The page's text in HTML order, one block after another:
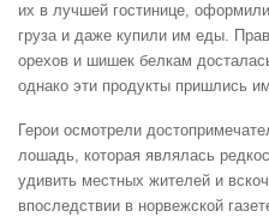
их в лучшей гостинице,
груза и даже купили им еды.
орехов и шишек белкам
однако эти продукты пришлись
Герои осмотрели
лошадь, которая являлась
удивить местных жителей и
впоследствии в норвежской